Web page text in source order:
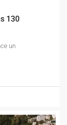
130
un